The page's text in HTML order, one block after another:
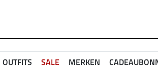
OUTFITS SALE MERKEN